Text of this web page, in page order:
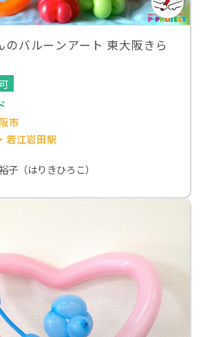
のバルーンアート 東大阪きら
市
若江岩田駅
子（はりきひろこ）